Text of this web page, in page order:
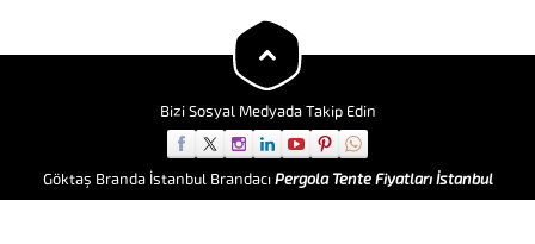
branda kumaş kullanarak son...
Bizi Sosyal Medyada Takip Edin
Göktaş Branda İstanbul Brandacı Pergola Tente Fiyatları İstanbul